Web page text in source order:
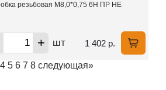
резьбовая М8,0*0,75 6Н ПР НЕ
+ шт 1 402 р.
4 5 6 7 8 следующая»